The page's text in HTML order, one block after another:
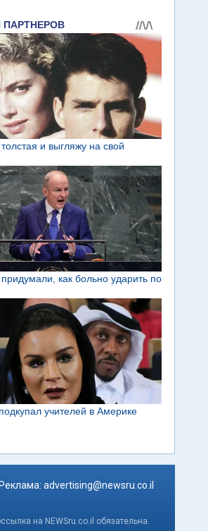
Реклама: advertising@newsru.co.il
на NEWSru.co.il обязательна.